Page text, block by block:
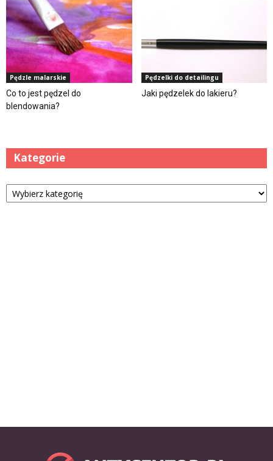
Pędzle malarskie
Co to jest pędzel do
blendowania?
Pędzelki do detailingu
Jaki pędzelek do lakieru?
Kategorie
Kategorie